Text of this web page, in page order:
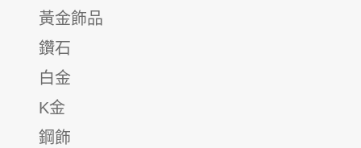
黃金飾品
鑽石
白金
K金
鋼飾